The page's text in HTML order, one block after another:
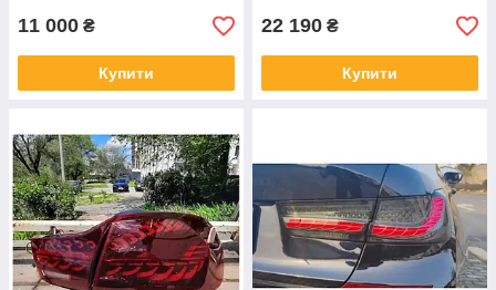
11 000 ₴
Купити
22 190 ₴
Купити